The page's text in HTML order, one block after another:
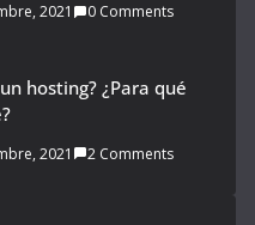
2021 0 Comments
hosting? ¿Para qué
2021 2 Comments